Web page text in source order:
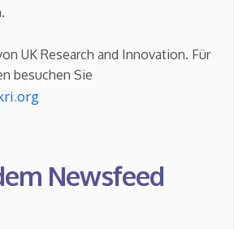
UK Research and Innovation. Für
besuchen Sie
Newsfeed